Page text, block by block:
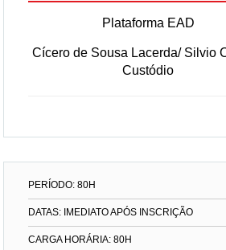
Plataforma EAD
Cícero de Sousa Lacerda/ Silvio
Custódio
PERÍODO: 80H
DATAS: IMEDIATO APÓS INSCRIÇÃO
CARGA HORÁRIA: 80H